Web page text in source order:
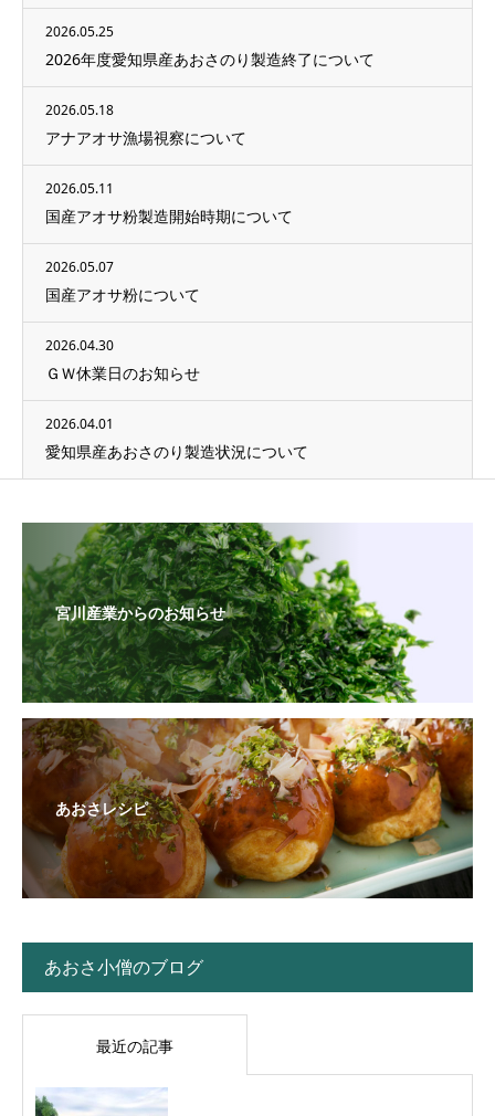
2026.05.25
2026年度愛知県産あおさのり製造終了について
2026.05.18
アナアオサ漁場視察について
2026.05.11
国産アオサ粉製造開始時期について
2026.05.07
国産アオサ粉について
2026.04.30
ＧＷ休業日のお知らせ
2026.04.01
愛知県産あおさのり製造状況について
宮川産業からのお知らせ
あおさレシピ
あおさ小僧のブログ
最近の記事